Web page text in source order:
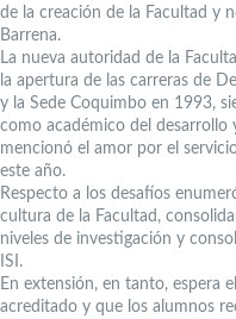
de la creación de la Facultad y
Barrena.
La nueva autoridad de la
la apertura de las carreras de
y la Sede Coquimbo en 1993,
como académico del desarrollo
mencionó el amor por el
este año.
Respecto a los desafíos
cultura de la Facultad,
niveles de investigación y
ISI.
En extensión, en tanto, espera
acreditado y que los alumnos